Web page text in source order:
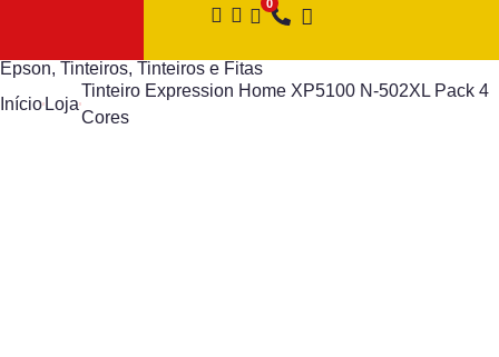
Epson, Tinteiros, Tinteiros e Fitas
Início Loja
Tinteiro Expression Home XP5100 N-502XL Pack 4
Cores